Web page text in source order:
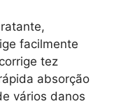
facilmente
tez
absorção
vários danos